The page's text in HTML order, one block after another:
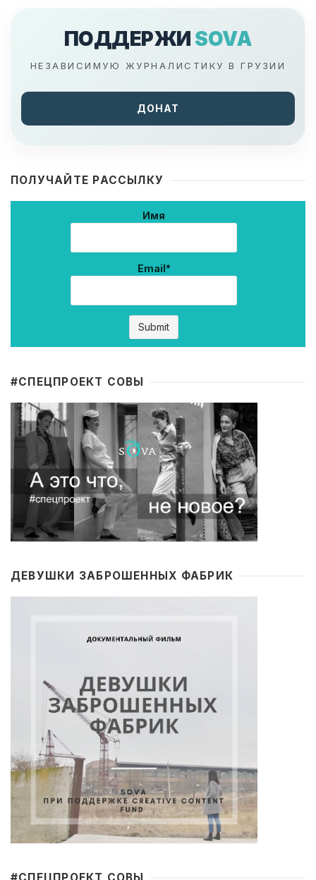
ПОДДЕРЖИ SOVA
НЕЗАВИСИМУЮ ЖУРНАЛИСТИКУ В ГРУЗИИ
ДОНАТ
ПОЛУЧАЙТЕ РАССЫЛКУ
Имя
Email*
#CПЕЦПРОЕКТ СОВЫ
ДЕВУШКИ ЗАБРОШЕННЫХ ФАБРИК